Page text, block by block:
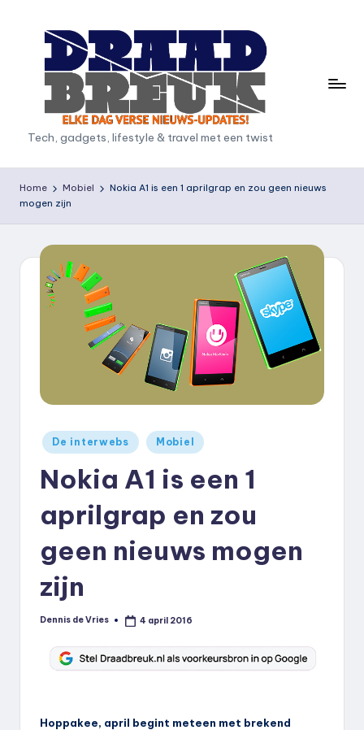
D
r
a
a
Tech, gadgets, lifestyle & travel met een twist
Home Mobiel
Nokia A1 is een 1 aprilgrap en zou geen nieuws
mogen zijn
Geplaatst
in
De interwebs Mobiel
Nokia A1 is een 1
aprilgrap en zou
geen nieuws mogen
zijn
Geplaatst
Dennis de Vries 4 april 2016
Hoppakee, april begint meteen met brekend